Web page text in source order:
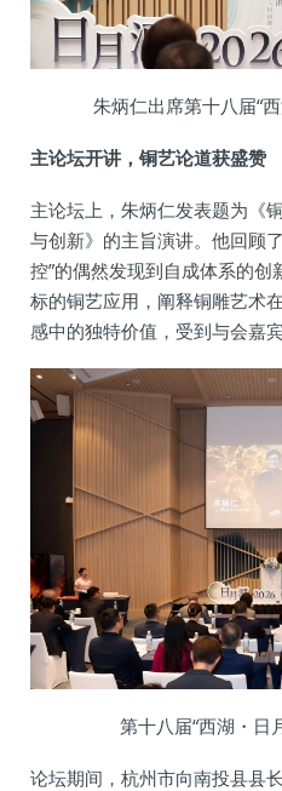
朱炳仁出席第十八届“
主论坛开讲，铜艺论道获盛赞
主论坛上，朱炳仁发表题为《
与创新》的主旨演讲。他回顾
控”的偶然发现到自成体系的
标的铜艺应用，阐释铜雕艺术
感中的独特价值，受到与会嘉宾
第十八届“西湖・日
论坛期间，杭州市向南投县县